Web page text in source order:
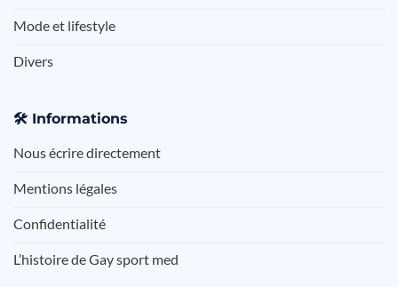
Mode et lifestyle
Divers
🛠️ Informations
Nous écrire directement
Mentions légales
Confidentialité
L’histoire de Gay sport med